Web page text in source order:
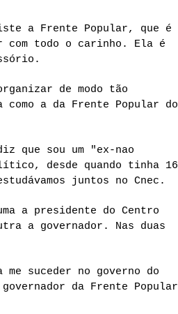
a Frente Popular, que é
com todo o carinho. Ela é
de modo tão
a da Frente Popular do
que sou um "ex-nao
desde quando tinha 16
juntos no Cnec.
a presidente do Centro
a governador. Nas duas
suceder no governo do
da Frente Popular